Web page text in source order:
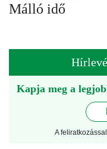
Málló idő
Kapja meg a
A